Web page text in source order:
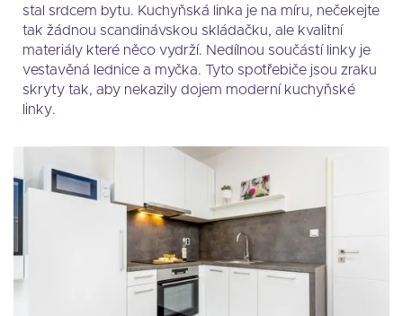
stal srdcem bytu. Kuchyňská linka je na míru, nečekejte
tak žádnou scandinávskou skládačku, ale kvalitní
materiály které něco vydrží. Nedílnou součástí linky je
vestavěná lednice a myčka. Tyto spotřebiče jsou zraku
skryty tak, aby nekazily dojem moderní kuchyňské
linky.